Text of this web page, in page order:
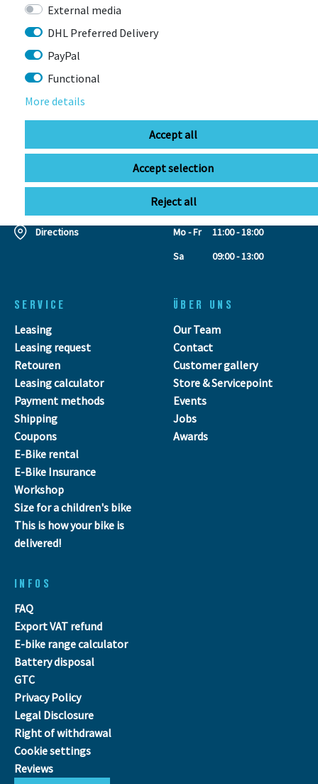
BIKEBOX GmbH
Neufra
Directions Mo - Fr
11:00 - 18:00
Sa
09:00 - 13:00
SERVICE
Leasing
Leasing request
Retouren
Leasing calculator
Payment methods
Shipping
Coupons
E-Bike rental
E-Bike Insurance
Workshop
Size for a children's bike
This is how your bike is
delivered!
ÜBER UNS
Our Team
Contact
Customer gallery
Store & Servicepoint
Events
Jobs
Awards
INFOS
FAQ
Export VAT refund
E-bike range calculator
Battery disposal
GTC
Privacy Policy
Legal Disclosure
Right of withdrawal
Cookie settings
Reviews
External media
DHL Preferred Delivery
PayPal
Functional
More details
Accept all
Accept selection
Reject all